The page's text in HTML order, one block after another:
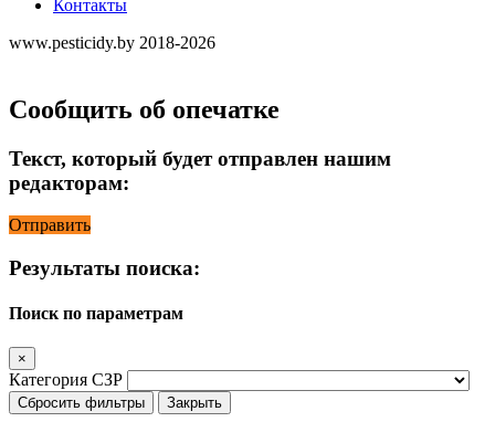
Контакты
www.pesticidy.by 2018-2026
Сообщить об опечатке
Текст, который будет отправлен нашим
редакторам:
Отправить
Результаты поиска:
Поиск по параметрам
×
Категория СЗР
Сбросить фильтры Закрыть